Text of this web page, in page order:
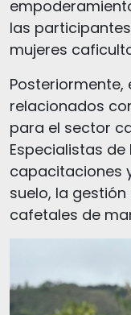
las
mujeres
Posteriormente,
relacionados
para el sector
Especialistas
capacitaciones
suelo, la
cafetales de